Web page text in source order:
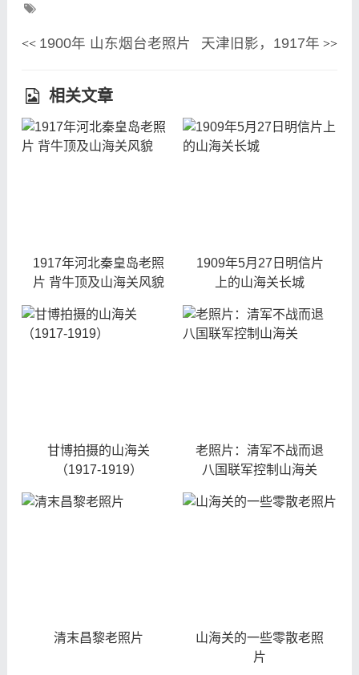
<< 1900年 山东烟台老照片 天津旧影，1917年 >>
相关文章
1917年河北秦皇岛老照
片 背牛顶及山海关风貌
1909年5月27日明信片
上的山海关长城
甘博拍摄的山海关
（1917-1919）
老照片：清军不战而退
八国联军控制山海关
清末昌黎老照片
山海关的一些零散老照
片